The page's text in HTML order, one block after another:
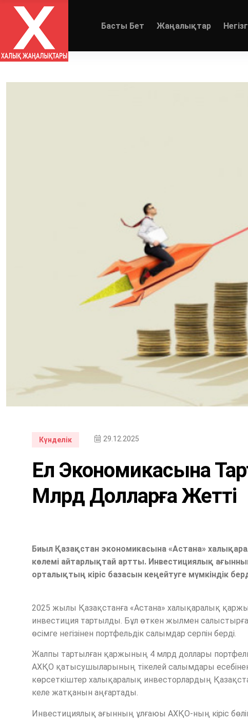
Басты Бет Жаңалықтар
Күнделік 29.12.2025
Ел Экономикасына
Млрд Долларға Жетті
Биыл Қазақстан экономикасына «Астана»
көлемі айтарлықтай артты. Инвестициялық
орталықтың кіріс базасын кеңейтуге мүмкіндік
2025 жылы Қазақстанға «Астана» халықаралық
инвестиция тартылды. Бұл өткен жылмен
өсімге негізінен портфельдік салымдар серпін берді.
Жалпы тартылған қаржының 4 млрд доллары
АХҚО қатысушыларының тікелей салымдары
көрсеткіштер халықаралық инвесторлардың
келе жатқанын аңғартады.
Инвестициялық ағынның ұлғаюы АХҚО-ның кіріс